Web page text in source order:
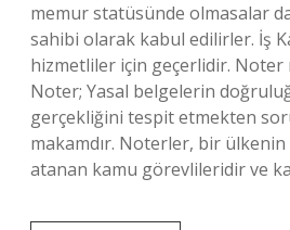
memur statüsünde olmasalar
sahibi olarak kabul edilirler. İş
hizmetliler için geçerlidir. Noter
Noter; Yasal belgelerin
gerçekliğini tespit etmekten
makamdır. Noterler, bir ülkenin
atanan kamu görevlileridir ve